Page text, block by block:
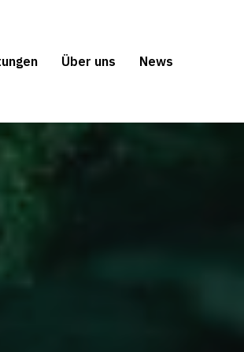
Über uns News